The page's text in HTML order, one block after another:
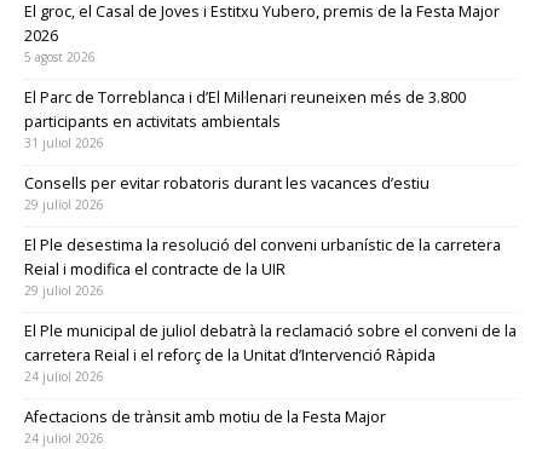
El groc, el Casal de Joves i Estitxu Yubero, premis de la Festa Major
2026
5 agost 2026
El Parc de Torreblanca i d’El Mil·lenari reuneixen més de 3.800
participants en activitats ambientals
31 juliol 2026
Consells per evitar robatoris durant les vacances d’estiu
29 juliol 2026
El Ple desestima la resolució del conveni urbanístic de la carretera
Reial i modifica el contracte de la UIR
29 juliol 2026
El Ple municipal de juliol debatrà la reclamació sobre el conveni de la
carretera Reial i el reforç de la Unitat d’Intervenció Ràpida
24 juliol 2026
Afectacions de trànsit amb motiu de la Festa Major
24 juliol 2026